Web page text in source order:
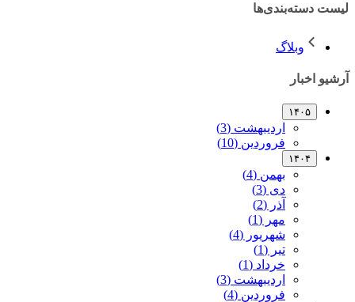
لیست دسته‌بندی‌ها
وبلاگ
آرشیو اخبار
۱۴۰۵
اردیبهشت (3)
فروردین (10)
۱۴۰۴
بهمن (4)
دی (3)
آذر (2)
مهر (1)
شهریور (4)
تیر (1)
خرداد (1)
اردیبهشت (3)
فروردین (4)